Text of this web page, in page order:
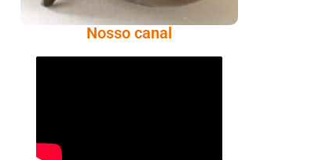
Nosso canal